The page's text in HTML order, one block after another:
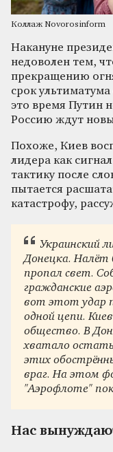
Коллаж Novorosinform
Накануне
недоволен тем,
прекращению
срок
это время Путин
Россию ждут
Похоже, Киев
лидера как
тактику после
пытается
катастрофу,
Украинский
Донецка. Налёт
пропал свет.
гражданские
вот этот удар
одной цепи.
общество. В
хватало
этих
враг. На этом
"Аэрофлоте"
Нас